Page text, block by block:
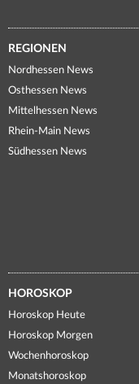
REGIONEN
Nordhessen News
Osthessen News
Mittelhessen News
Rhein-Main News
Südhessen News
HOROSKOP
Horoskop Heute
Horoskop Morgen
Wochenhoroskop
Monatshoroskop